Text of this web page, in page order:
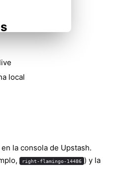
local
la consola de Upstash.
right-flamingo-14486 ) y la